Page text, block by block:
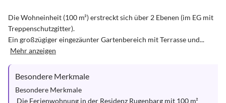
Die Wohneinheit (100 m²) erstreckt sich über 2 Ebenen (im EG mit
Treppenschutzgitter).
Ein großzügiger eingezäunter Gartenbereich mit Terrasse und...
Mehr anzeigen
Besondere Merkmale
Besondere Merkmale